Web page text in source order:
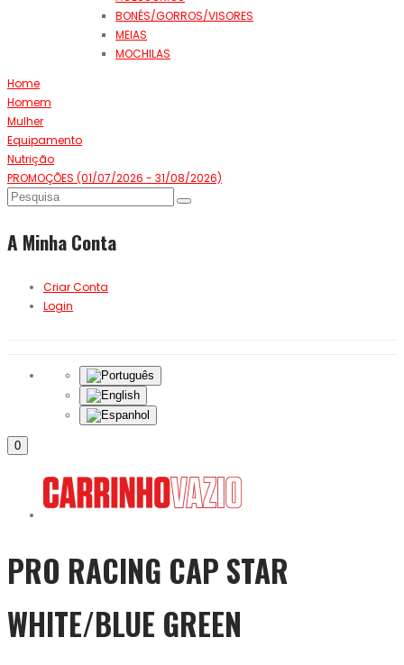
BONÉS/GORROS/VISORES
MEIAS
MOCHILAS
Home
Homem
Mulher
Equipamento
Nutrição
PROMOÇÕES (01/07/2026 - 31/08/2026)
A Minha Conta
Criar Conta
Login
0
PRO RACING CAP STAR
WHITE/BLUE GREEN